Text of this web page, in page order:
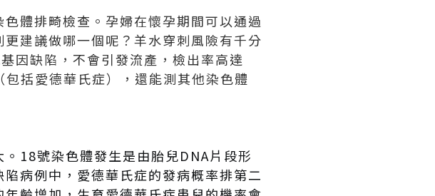
體排畸檢查。孕婦在懷孕期間可以通過
建議做哪一個呢？羊水穿刺風險有千分
因缺陷，不會引發流產，檢出率高達
括愛德華氏症），還能測其他染色體
18號染色體發生是由胎兒DNA片段形
病例中，愛德華氏症的發病概率排第二